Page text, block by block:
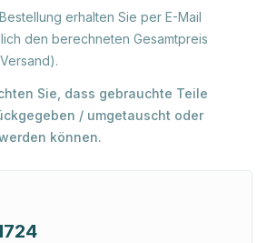
erhalten Sie per E-Mail
den berechneten Gesamtpreis
Sie, dass gebrauchte Teile
/ umgetauscht oder
können.